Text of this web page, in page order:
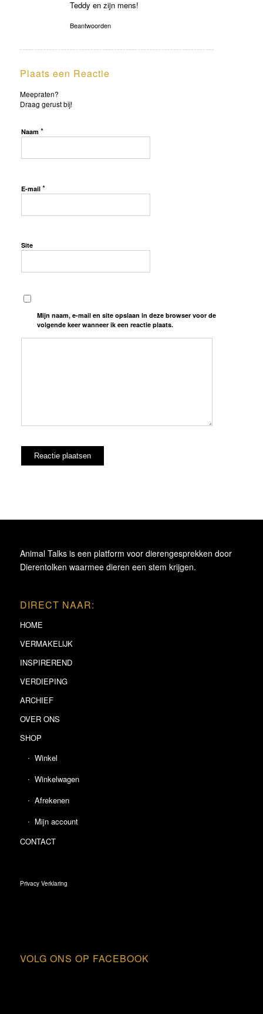
Teddy en zijn mens!
Beantwoorden
Plaats een Reactie
Meepraten?
Draag gerust bij!
Naam *
E-mail *
Site
Mijn naam, e-mail en site opslaan in deze browser voor de
volgende keer wanneer ik een reactie plaats.
Animal Talks is een platform voor dierengesprekken door
Dierentolken waarmee dieren een stem krijgen.
DIRECT NAAR:
HOME
VERMAKELIJK
INSPIREREND
VERDIEPING
ARCHIEF
OVER ONS
SHOP
Winkel
Winkelwagen
Afrekenen
Mijn account
CONTACT
Privacy Verklaring
VOLG ONS OP FACEBOOK